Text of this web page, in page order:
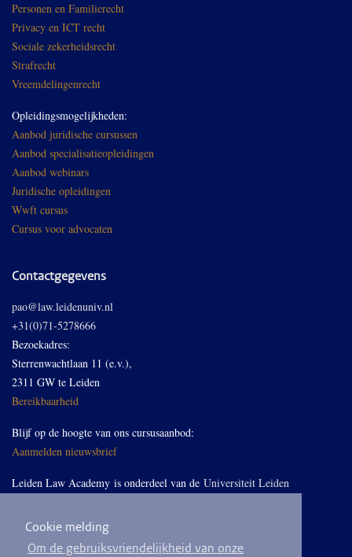
Cookie melding
Om de gebruiksvriendelijkheid van onze
Personen en Familierecht
Privacy en ICT recht
Sociale zekerheidsrecht
Strafrecht
Vreemdelingenrecht
Opleidingsmogelijkheden:
Aanbod juridische cursussen
Aanbod specialisatieopleidingen
Aanbod webinars
Juridische opleidingen
Wwft cursus
Cursus voor advocaten
Contactgegevens
pao@law.leidenuniv.nl
+31(0)71-5278666
Bezoekadres:
Sterrenwachtlaan 11 (e.v.),
2311 GW te Leiden
Bereikbaarheid
Blijf op de hoogte van ons cursusaanbod:
Aanmelden nieuwsbrief
Leiden Law Academy is onderdeel van de Universiteit Leiden
Volg ons op LinkedIn